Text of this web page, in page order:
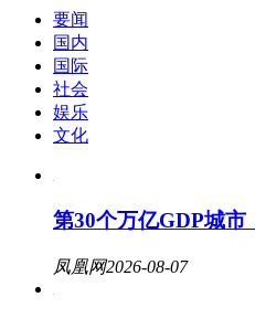
要闻
国内
国际
社会
娱乐
文化
第30个万亿GDP城
凤凰网2026-08-07